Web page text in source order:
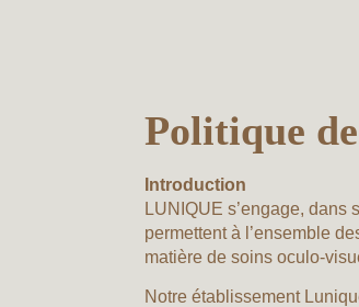
Politique
Introduction
LUNIQUE s’engage,
permettent à l’ensemble
matière de soins oculo-
Notre établissement